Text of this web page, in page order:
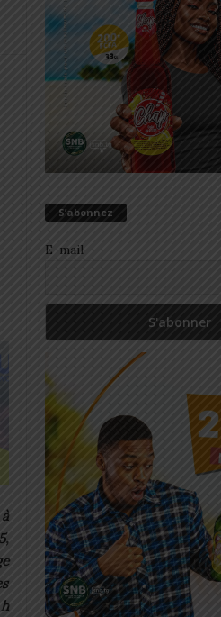
S’abonnez
E-mail